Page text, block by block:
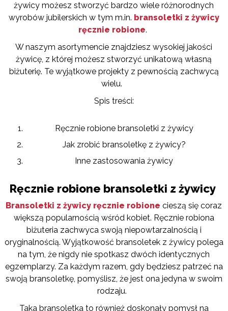
żywicy możesz stworzyć bardzo wiele różnorodnych
wyrobów jubilerskich w tym m.in. bransoletki z żywicy
ręcznie robione.
W naszym asortymencie znajdziesz wysokiej jakości
żywicę, z której możesz stworzyć unikatową własną
biżuterię. Te wyjątkowe projekty z pewnością zachwycą
wielu.
Spis treści:
Ręcznie robione bransoletki z żywicy
Jak zrobić bransoletkę z żywicy?
Inne zastosowania żywicy
Ręcznie robione bransoletki z żywicy
Bransoletki z żywicy ręcznie robione cieszą się coraz
większą popularnością wśród kobiet. Ręcznie robiona
biżuteria zachwyca swoją niepowtarzalnością i
oryginalnością. Wyjątkowość bransoletek z żywicy polega
na tym, że nigdy nie spotkasz dwóch identycznych
egzemplarzy. Za każdym razem, gdy będziesz patrzeć na
swoją bransoletkę, pomyślisz, że jest ona jedyna w swoim
rodzaju.
Taka bransoletka to również doskonały pomysł na